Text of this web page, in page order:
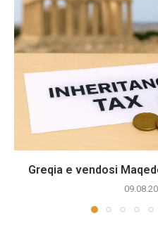
Greqia e vendosi